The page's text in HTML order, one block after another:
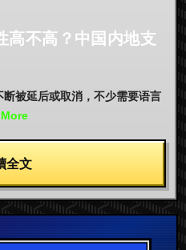
高不高？中国内地支
被延后或取消，不少需要语言
全文